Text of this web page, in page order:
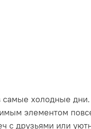
самые холодные
элементом
с друзьями или